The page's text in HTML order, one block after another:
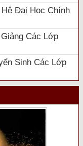
Đại Học Chính
Các Lớp
Sinh Các Lớp